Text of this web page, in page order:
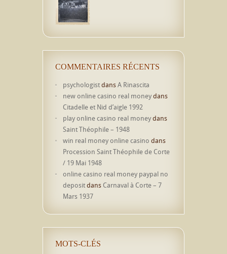
COMMENTAIRES RÉCENTS
psychologistdansA Rinascita
new online casino real moneydans
Citadelle et Nid d’aigle 1992
play online casino real moneydans
Saint Théophile – 1948
win real money online casino dans
Procession Saint Théophile de Corte
/ 19 Mai 1948
online casino real money paypal no
depositdans Carnaval à Corte – 7
Mars 1937
MOTS-CLÉS